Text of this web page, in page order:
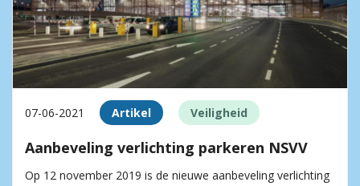
07-06-2021 Artikel Veiligheid
Aanbeveling verlichting parkeren NSVV
Op 12 november 2019 is de nieuwe aanbeveling verlichting